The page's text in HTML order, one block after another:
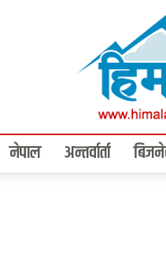
नेपाल अन्तर्वार्ता